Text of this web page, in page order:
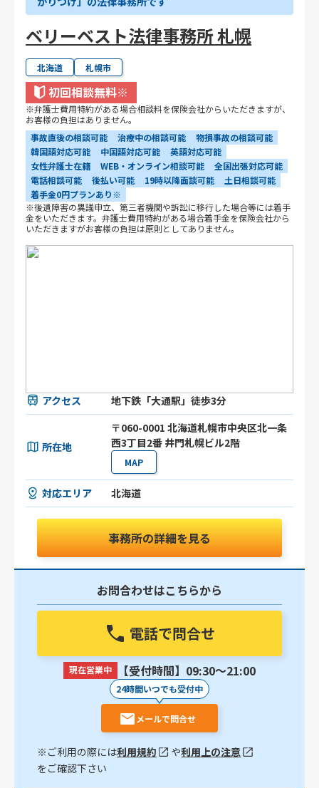
ベリーベスト法律事務所 札幌
北海道 札幌市
初回相談無料※
※弁護士費用特約がある場合相談料を保険会社からいただきますが、
お客様の負担はありません。
事故直後の相談可能
治療中の相談可能
物損事故の相談可能
韓国語対応可能
中国語対応可能
英語対応可能
女性弁護士在籍
WEB・オンライン相談可能
全国出張対応可能
電話相談可能
後払い可能 19時以降面談可能
土日相談可能
着手金0円プランあり※
※後遺障害の異議申立、第三者機関や訴訟に移行した場合等には着手
金をいただきます。弁護士費用特約がある場合着手金を保険会社から
いただきますがお客様の負担は原則としてありません。
アクセス 地下鉄「大通駅」徒歩3分
所在地
〒060-0001 北海道札幌市中央区北一条
西3丁目2番 井門札幌ビル2階
MAP
対応エリア 北海道
事務所の詳細を見る
お問合わせはこちらから
電話で問合せ
現在営業中 【受付時間】09:30〜21:00
24時間いつでも受付中
メールで問合せ
※ご利用の際には利用規約 や利用上の注意
をご確認下さい